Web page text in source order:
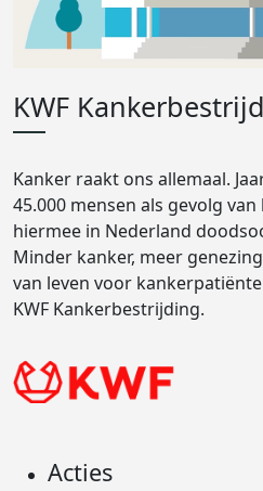
KWF
Kanker raakt ons allemaal.
45.000 mensen als gevolg van
hiermee in Nederland
Minder kanker, meer
van leven voor
KWF Kankerbestrijding.
Acties